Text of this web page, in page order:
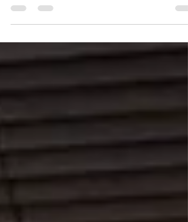
ChatGPT，称其为一种以对话方式进行交互的训练
比其他Chat Bot稍显精致的回答，而相比较起当